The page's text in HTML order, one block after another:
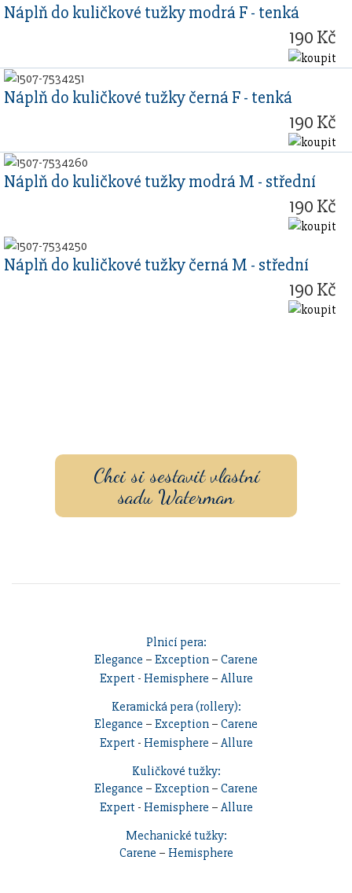
Náplň do kuličkové tužky modrá F - tenká
190 Kč
Náplň do kuličkové tužky černá F - tenká
190 Kč
Náplň do kuličkové tužky modrá M - střední
190 Kč
Náplň do kuličkové tužky černá M - střední
190 Kč
Chci si sestavit vlastní
sadu Waterman
Plnicí pera:
Elegance – Exception – Carene
Expert - Hemisphere – Allure
Keramická pera (rollery):
Elegance – Exception – Carene
Expert - Hemisphere – Allure
Kuličkové tužky:
Elegance – Exception – Carene
Expert - Hemisphere – Allure
Mechanické tužky:
Carene – Hemisphere